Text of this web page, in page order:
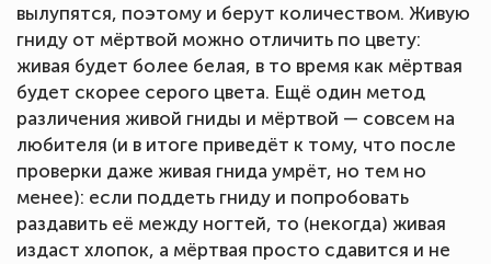
вылупятся, поэтому и берут количеством. Живую
гниду от мёртвой можно отличить по цвету:
живая будет более белая, в то время как мёртвая
будет скорее серого цвета. Ещё один метод
различения живой гниды и мёртвой — совсем на
любителя (и в итоге приведёт к тому, что после
проверки даже живая гнида умрёт, но тем но
менее): если поддеть гниду и попробовать
раздавить её между ногтей, то (некогда) живая
издаст хлопок, а мёртвая просто сдавится и не